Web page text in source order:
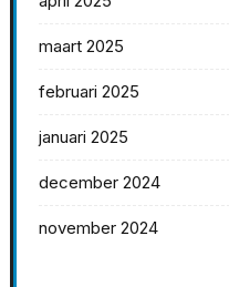
maart 2025
februari 2025
januari 2025
december 2024
november 2024